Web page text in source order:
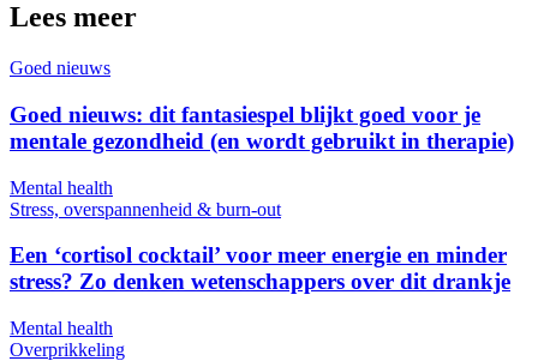
Lees meer
Goed nieuws
Goed nieuws: dit fantasiespel blijkt goed voor je
mentale gezondheid (en wordt gebruikt in therapie)
Mental health
Stress, overspannenheid & burn-out
Een ‘cortisol cocktail’ voor meer energie en minder
stress? Zo denken wetenschappers over dit drankje
Mental health
Overprikkeling